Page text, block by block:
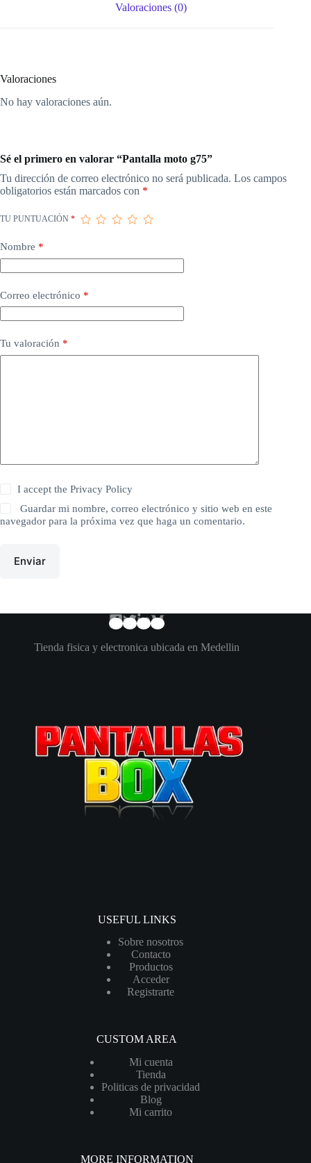
Valoraciones (0)
Valoraciones
No hay valoraciones aún.
Sé el primero en valorar “Pantalla moto g75”
Tu dirección de correo electrónico no será publicada. Los campos
obligatorios están marcados con *
TU PUNTUACIÓN *
Nombre *
Correo electrónico *
Tu valoración *
I accept thePrivacy Policy
Guardar mi nombre, correo electrónico y sitio web en este
navegador para la próxima vez que haga un comentario.
Enviar
Tienda fisica y electronica ubicada en Medellin
USEFUL LINKS
Sobre nosotros
Contacto
Productos
Acceder
Registrarte
CUSTOM AREA
Mi cuenta
Tienda
Politicas de privacidad
Blog
Mi carrito
MORE INFORMATION